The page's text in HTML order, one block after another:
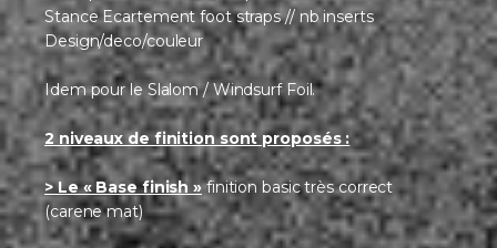
Stance Ecartement foot straps // nb inserts
Design/deco/couleur
Idem pour le Slalom / Windsurf Foil.
2 niveaux de finition sont proposés :
> Le « Base finish »finition basic très correct
(carene mat)